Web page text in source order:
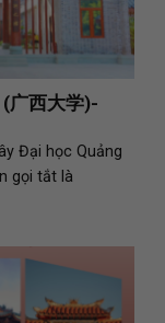
(广西大学)-
Đại học Quảng
gọi tắt là